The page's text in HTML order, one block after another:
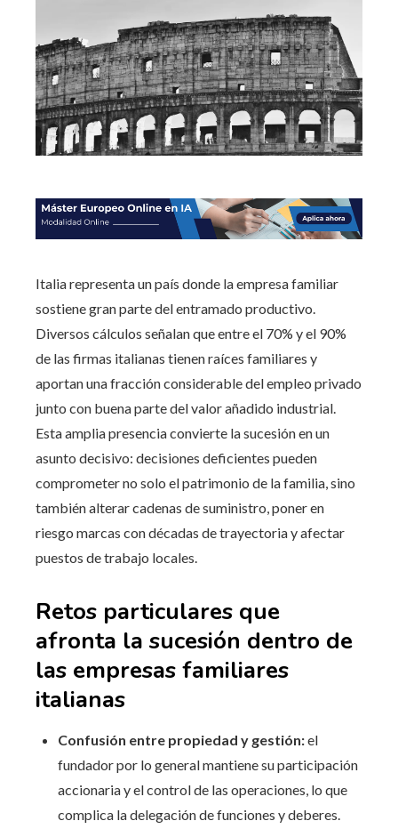
Italia representa un país donde la empresa familiar
sostiene gran parte del entramado productivo.
Diversos cálculos señalan que entre el 70% y el 90%
de las firmas italianas tienen raíces familiares y
aportan una fracción considerable del empleo privado
junto con buena parte del valor añadido industrial.
Esta amplia presencia convierte la sucesión en un
asunto decisivo: decisiones deficientes pueden
comprometer no solo el patrimonio de la familia, sino
también alterar cadenas de suministro, poner en
riesgo marcas con décadas de trayectoria y afectar
puestos de trabajo locales.
Retos particulares que
afronta la sucesión dentro de
las empresas familiares
italianas
Confusión entre propiedad y gestión:el
fundador por lo general mantiene su participación
accionaria y el control de las operaciones, lo que
complica la delegación de funciones y deberes.